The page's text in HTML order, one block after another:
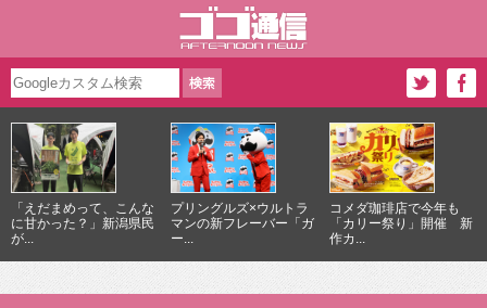
「えだまめって、こんな
に甘かった？」新潟県民
が...
プリングルズ×ウルトラ
マンの新フレーバー「ガ
ー...
コメダ珈琲店で今年も
「カリー祭り」開催 新
作カ...